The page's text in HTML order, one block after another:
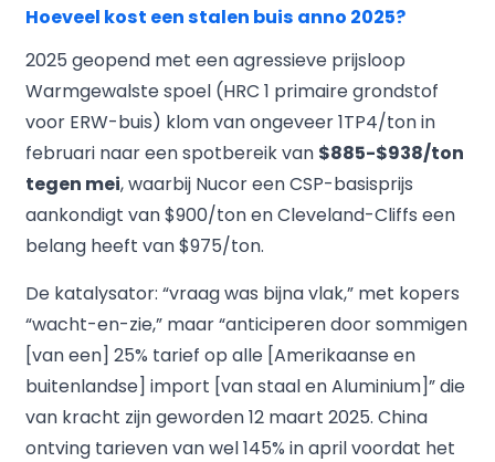
Hoeveel kost een stalen buis anno 2025?
2025 geopend met een agressieve prijsloop
Warmgewalste spoel (HRC 1 primaire grondstof
voor ERW-buis) klom van ongeveer 1TP4/ton in
februari naar een spotbereik van $885-$938/ton
tegen mei, waarbij Nucor een CSP-basisprijs
aankondigt van $900/ton en Cleveland-Cliffs een
belang heeft van $975/ton.
De katalysator: “vraag was bijna vlak,” met kopers
“wacht-en-zie,” maar “anticiperen door sommigen
[van een] 25% tarief op alle [Amerikaanse en
buitenlandse] import [van staal en Aluminium]” die
van kracht zijn geworden 12 maart 2025. China
ontving tarieven van wel 145% in april voordat het